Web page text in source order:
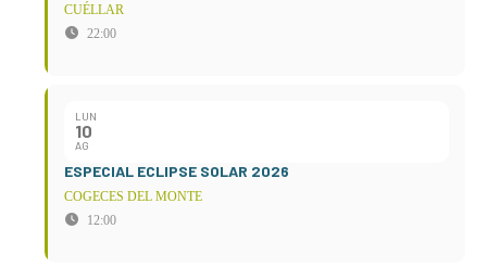
CUÉLLAR
22:00
LUN
10
AG
ESPECIAL ECLIPSE SOLAR 2026
COGECES DEL MONTE
12:00